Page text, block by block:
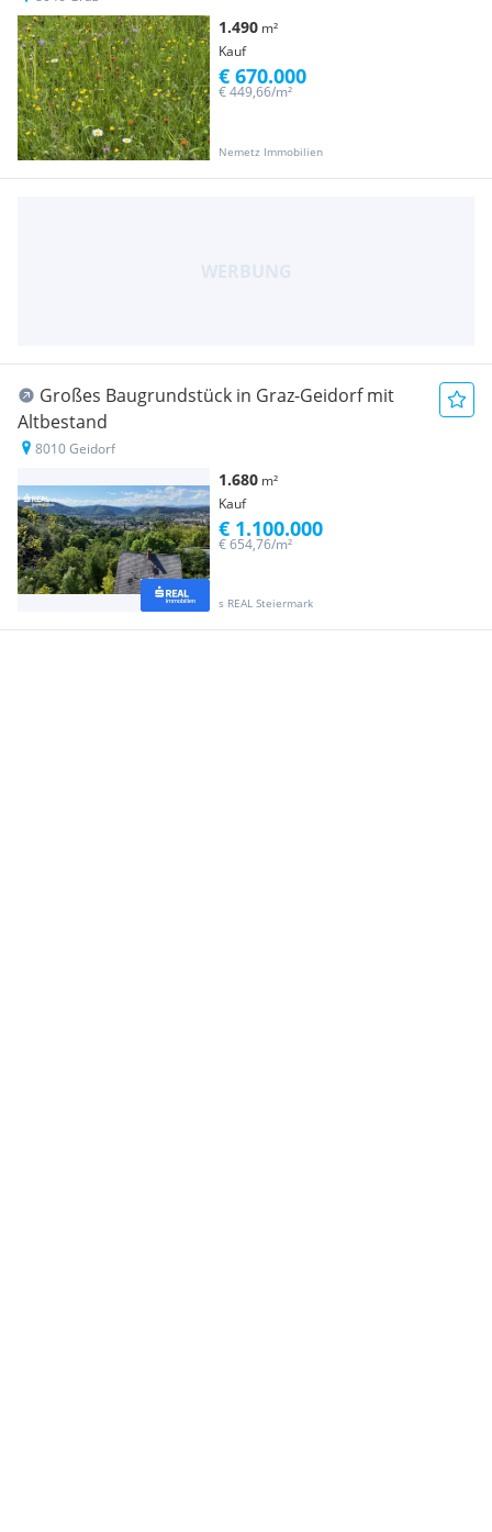
1.490 m²
Kauf
Nemetz Immobilien
€ 449,66/m²
€ 670.000
Großes Baugrundstück in Graz-Geidorf mit
Altbestand
8010 Geidorf
1.680 m²
Kauf
s REAL Steiermark
€ 654,76/m²
€ 1.100.000